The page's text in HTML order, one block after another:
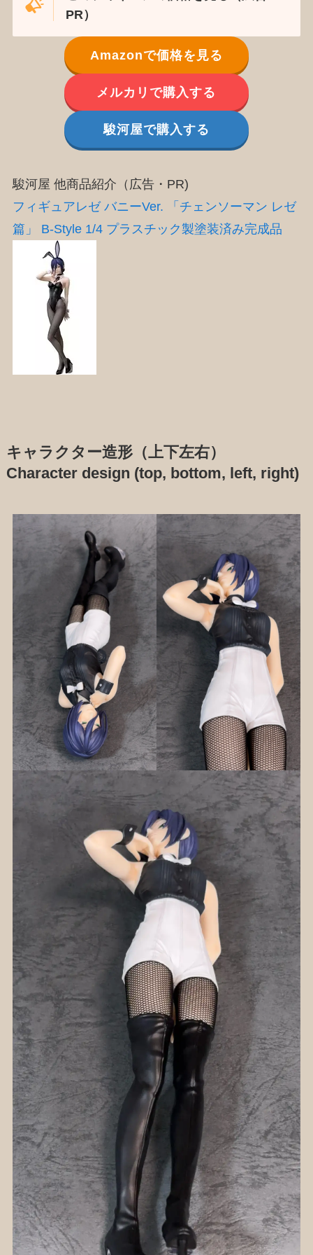
PR）
Amazonで価格を見る
メルカリで購入する
駿河屋で購入する
駿河屋 他商品紹介（広告・PR)
フィギュアレゼ バニーVer. 「チェンソーマン レゼ
篇」 B-Style 1/4 プラスチック製塗装済み完成品
キャラクター造形（上下左右）
Character design (top, bottom, left, right)